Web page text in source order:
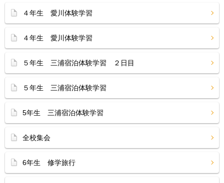
４年生 愛川体験学習
４年生 愛川体験学習
５年生 三浦宿泊体験学習 ２日目
５年生 三浦宿泊体験学習
5年生 三浦宿泊体験学習
全校集会
6年生 修学旅行